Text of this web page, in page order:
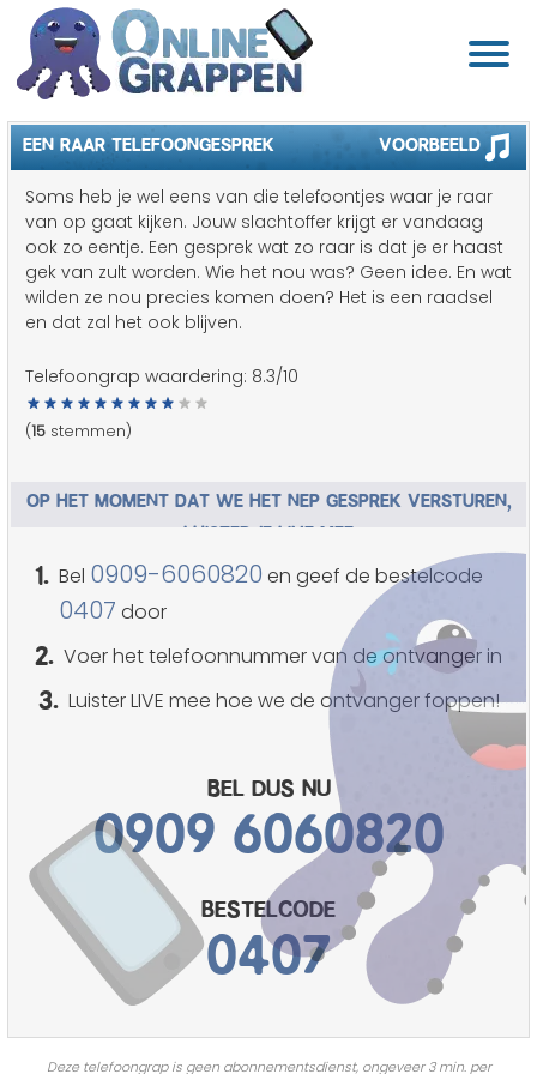
EEN RAAR TELEFOONGESPREK Voorbeeld
Soms heb je wel eens van die telefoontjes waar je raar
van op gaat kijken. Jouw slachtoffer krijgt er vandaag
ook zo eentje. Een gesprek wat zo raar is dat je er haast
gek van zult worden. Wie het nou was? Geen idee. En wat
wilden ze nou precies komen doen? Het is een raadsel
en dat zal het ook blijven.
Telefoongrap waardering: 8.3/10
(15 stemmen)
OP HET MOMENT DAT WE HET NEP GESPREK VERSTUREN,
LUISTER JE LIVE MEE
1. Bel 0909-6060820 en geef de bestelcode
0407 door
2. Voer het telefoonnummer van de ontvanger in
3. Luister LIVE mee hoe we de ontvanger foppen!
Bel dus nu
0909 6060820
bestelcode
0407
Deze telefoongrap is geen abonnementsdienst, ongeveer 3 min. per